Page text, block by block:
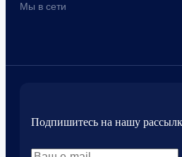
Мы в сети
Подпишитесь на нашу